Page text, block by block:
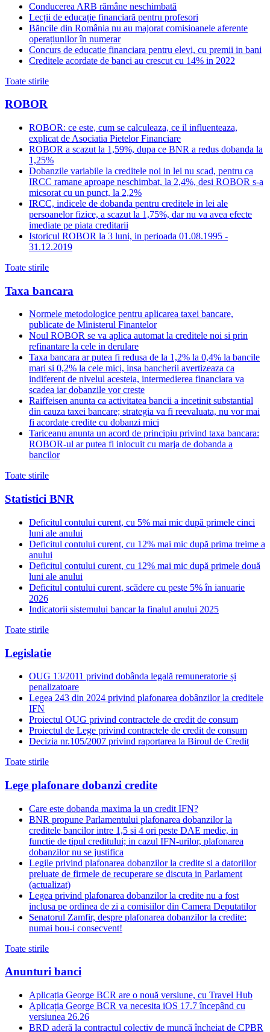
Conducerea ARB rămâne neschimbată
Lecții de educație financiară pentru profesori
Băncile din România nu au majorat comisioanele aferente
operațiunilor în numerar
Concurs de educatie financiara pentru elevi, cu premii in bani
Creditele acordate de banci au crescut cu 14% in 2022
Toate stirile
ROBOR
ROBOR: ce este, cum se calculeaza, ce il influenteaza,
explicat de Asociatia Pietelor Financiare
ROBOR a scazut la 1,59%, dupa ce BNR a redus dobanda la
1,25%
Dobanzile variabile la creditele noi in lei nu scad, pentru ca
IRCC ramane aproape neschimbat, la 2,4%, desi ROBOR s-a
micsorat cu un punct, la 2,2%
IRCC, indicele de dobanda pentru creditele in lei ale
persoanelor fizice, a scazut la 1,75%, dar nu va avea efecte
imediate pe piata creditarii
Istoricul ROBOR la 3 luni, in perioada 01.08.1995 -
31.12.2019
Toate stirile
Taxa bancara
Normele metodologice pentru aplicarea taxei bancare,
publicate de Ministerul Finantelor
Noul ROBOR se va aplica automat la creditele noi si prin
refinantare la cele in derulare
Taxa bancara ar putea fi redusa de la 1,2% la 0,4% la bancile
mari si 0,2% la cele mici, insa bancherii avertizeaza ca
indiferent de nivelul acesteia, intermedierea financiara va
scadea iar dobanzile vor creste
Raiffeisen anunta ca activitatea bancii a incetinit substantial
din cauza taxei bancare; strategia va fi reevaluata, nu vor mai
fi acordate credite cu dobanzi mici
Tariceanu anunta un acord de principiu privind taxa bancara:
ROBOR-ul ar putea fi inlocuit cu marja de dobanda a
bancilor
Toate stirile
Statistici BNR
Deficitul contului curent, cu 5% mai mic după primele cinci
luni ale anului
Deficitul contului curent, cu 12% mai mic după prima treime a
anului
Deficitul contului curent, cu 12% mai mic după primele două
luni ale anului
Deficitul contului curent, scădere cu peste 5% în ianuarie
2026
Indicatorii sistemului bancar la finalul anului 2025
Toate stirile
Legislatie
OUG 13/2011 privind dobânda legală remuneratorie și
penalizatoare
Legea 243 din 2024 privind plafonarea dobânzilor la creditele
IFN
Proiectul OUG privind contractele de credit de consum
Proiectul de Lege privind contractele de credit de consum
Decizia nr.105/2007 privind raportarea la Biroul de Credit
Toate stirile
Lege plafonare dobanzi credite
Care este dobanda maxima la un credit IFN?
BNR propune Parlamentului plafonarea dobanzilor la
creditele bancilor intre 1,5 si 4 ori peste DAE medie, in
functie de tipul creditului; in cazul IFN-urilor, plafonarea
dobanzilor nu se justifica
Legile privind plafonarea dobanzilor la credite si a datoriilor
preluate de firmele de recuperare se discuta in Parlament
(actualizat)
Legea privind plafonarea dobanzilor la credite nu a fost
inclusa pe ordinea de zi a comisiilor din Camera Deputatilor
Senatorul Zamfir, despre plafonarea dobanzilor la credite:
numai bou-i consecvent!
Toate stirile
Anunturi banci
Aplicația George BCR are o nouă versiune, cu Travel Hub
Aplicația George BCR va necesita iOS 17.7 începând cu
versiunea 26.26
BRD aderă la contractul colectiv de muncă încheiat de CPBR